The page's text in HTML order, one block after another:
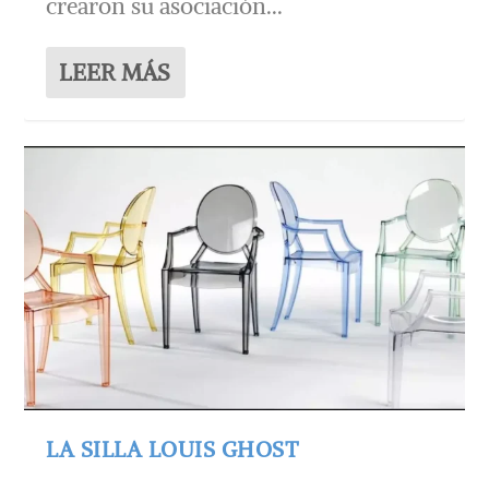
crearon su asociación...
LEER MÁS
LA SILLA LOUIS GHOST